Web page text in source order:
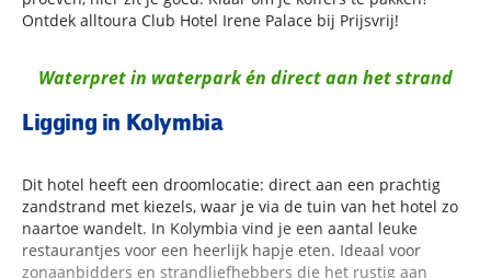
Ontdek alltoura Club Hotel Irene Palace bij Prijsvrij!
Waterpret in waterpark én direct aan het strand
Ligging in Kolymbia
Dit hotel heeft een droomlocatie: direct aan een prachtig
zandstrand met kiezels, waar je via de tuin van het hotel zo
naartoe wandelt. In Kolymbia vind je een aantal leuke
restaurantjes voor een heerlijk hapje eten. Ideaal voor
zonaanbidders en strandliefhebbers die het rustig aan